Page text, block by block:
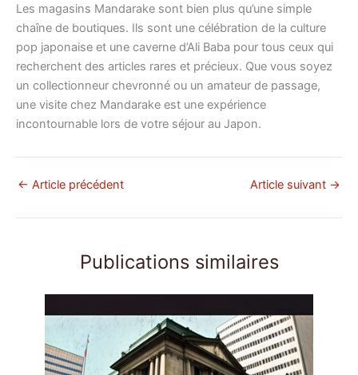
Les magasins Mandarake sont bien plus qu’une simple
chaîne de boutiques. Ils sont une célébration de la culture
pop japonaise et une caverne d’Ali Baba pour tous ceux qui
recherchent des articles rares et précieux. Que vous soyez
un collectionneur chevronné ou un amateur de passage,
une visite chez Mandarake est une expérience
incontournable lors de votre séjour au Japon.
← Article précédent Article suivant →
Publications similaires